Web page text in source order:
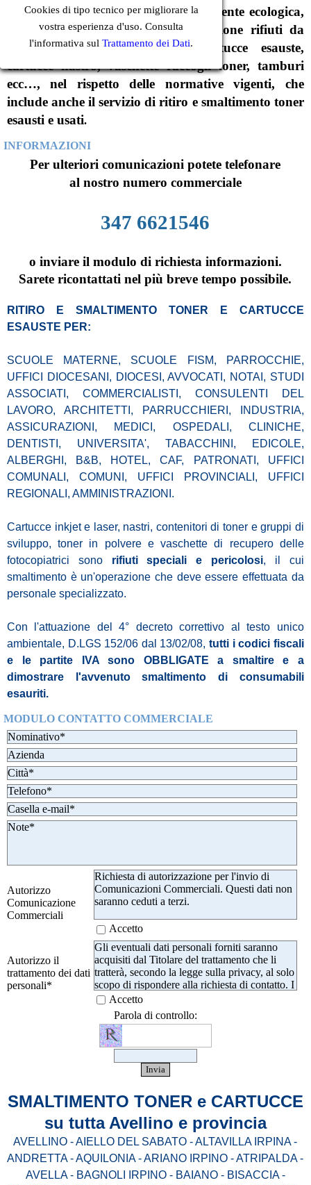
Cookies di tipo tecnico per migliorare la
vostra esperienza d'uso. Consulta
l'informativa sul Trattamento dei Dati.
facile, pratica, economica e naturalmente ecologica,
per risolvere il problema della gestione rifiuti da
ufficio, quali toner esausto, cartucce esauste,
cartucce nastro, vaschette raccogli toner, tamburi
ecc…, nel rispetto delle normative vigenti, che
include anche il servizio di ritiro e smaltimento toner
esausti e usati.
INFORMAZIONI
Per ulteriori comunicazioni potete telefonare
al nostro numero commerciale
347 6621546
o inviare il modulo di richiesta informazioni.
Sarete ricontattati nel più breve tempo possibile.
RITIRO E SMALTIMENTO TONER E CARTUCCE
ESAUSTE PER:
SCUOLE MATERNE, SCUOLE FISM, PARROCCHIE,
UFFICI DIOCESANI, DIOCESI, AVVOCATI, NOTAI, STUDI
ASSOCIATI, COMMERCIALISTI, CONSULENTI DEL
LAVORO, ARCHITETTI, PARRUCCHIERI, INDUSTRIA,
ASSICURAZIONI, MEDICI, OSPEDALI, CLINICHE,
DENTISTI, UNIVERSITA', TABACCHINI, EDICOLE,
ALBERGHI, B&B, HOTEL, CAF, PATRONATI, UFFICI
COMUNALI, COMUNI, UFFICI PROVINCIALI, UFFICI
REGIONALI, AMMINISTRAZIONI.
Cartucce inkjet e laser, nastri, contenitori di toner e gruppi di
sviluppo, toner in polvere e vaschette di recupero delle
fotocopiatrici sono rifiuti speciali e pericolosi, il cui
smaltimento è un'operazione che deve essere effettuata da
personale specializzato.
Con l'attuazione del 4° decreto correttivo al testo unico
ambientale, D.LGS 152/06 dal 13/02/08, tutti i codici fiscali
e le partite IVA sono OBBLIGATE a smaltire e a
dimostrare l'avvenuto smaltimento di consumabili
esauriti.
MODULO CONTATTO COMMERCIALE
Autorizzo
Comunicazione
Commerciali
Richiesta di autorizzazione per l'invio di
Comunicazioni Commerciali. Questi dati non
saranno ceduti a terzi.
Accetto
Autorizzo il
trattamento dei dati
personali*
Gli eventuali dati personali forniti saranno
acquisiti dal Titolare del trattamento che li
tratterà, secondo la legge sulla privacy, al solo
scopo di rispondere alla richiesta di contatto. I
dati raccolti non saranno mai ceduti a terzi. La
cancellazione potrà essere richiesta in ogni
momento inviando una comunicazione come
previsto nel documento della privacy
(secondo GDPR).
Accetto
Parola di controllo:
SMALTIMENTO TONER e CARTUCCE
su tutta Avellino e provincia
AVELLINO - AIELLO DEL SABATO - ALTAVILLA IRPINA -
ANDRETTA - AQUILONIA - ARIANO IRPINO - ATRIPALDA -
AVELLA - BAGNOLI IRPINO - BAIANO - BISACCIA -